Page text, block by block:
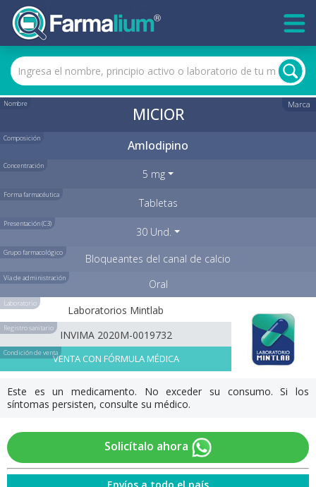
Nombre Marca
MICIOR
Composición Amlodipino
Concentración
5 mg
Forma farmacéutica
Tabletas
Presentación (C3)
30 Und.
Grupo farmacológico Bloqueantes del canal de calcio
Vía de administración Oral
Laboratorio
Laboratorios Mintlab
Registro sanitario
INVIMA 2020M-0019732
Condición de ventaVENTA CON FÓRMULA MÉDICA
Este es un medicamento. No exceder su consumo. Si los
síntomas persisten, consulte su médico.
Solicítalo ahora